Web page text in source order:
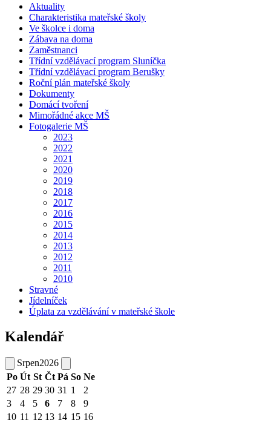
Aktuality
Charakteristika mateřské školy
Ve školce i doma
Zábava na doma
Zaměstnanci
Třídní vzdělávací program Sluníčka
Třídní vzdělávací program Berušky
Roční plán mateřské školy
Dokumenty
Domácí tvoření
Mimořádné akce MŠ
Fotogalerie MŠ
2023
2022
2021
2020
2019
2018
2017
2016
2015
2014
2013
2012
2011
2010
Stravné
Jídelníček
Úplata za vzdělávání v mateřské škole
Kalendář
Srpen2026
Po Út St Čt Pá So Ne
27 28 29 30 31 1
2
3
4 5 6 7 8
9
10 11 12 13 14 15 16